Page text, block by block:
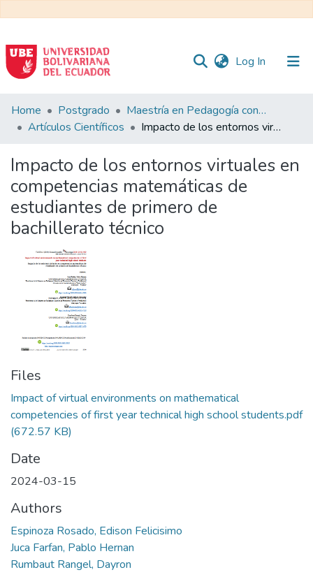
Log In (current)
Communities
&
All of DSpace
Statistics
Home Postgrado
Maestría en Pedagogía con Mención en Formación Técnica y Profesional
Artículos Científicos
Impacto de los entornos virtuales en competencias matemáticas de estudiantes de primero de bachillerato técnico
Impacto de los entornos virtuales en
competencias matemáticas de
estudiantes de primero de
bachillerato técnico
Files
Impact of virtual environments on mathematical
competencies of first year technical high school students.pdf
(672.57 KB)
Date
2024-03-15
Authors
Espinoza Rosado, Edison Felicisimo
Juca Farfan, Pablo Hernan
Rumbaut Rangel, Dayron